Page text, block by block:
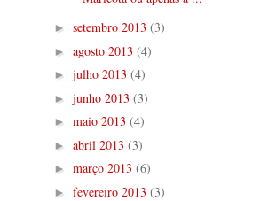
► setembro 2013 (3)
► agosto 2013 (4)
► julho 2013 (4)
► junho 2013 (3)
► maio 2013 (4)
► abril 2013 (3)
► março 2013 (6)
► fevereiro 2013 (3)